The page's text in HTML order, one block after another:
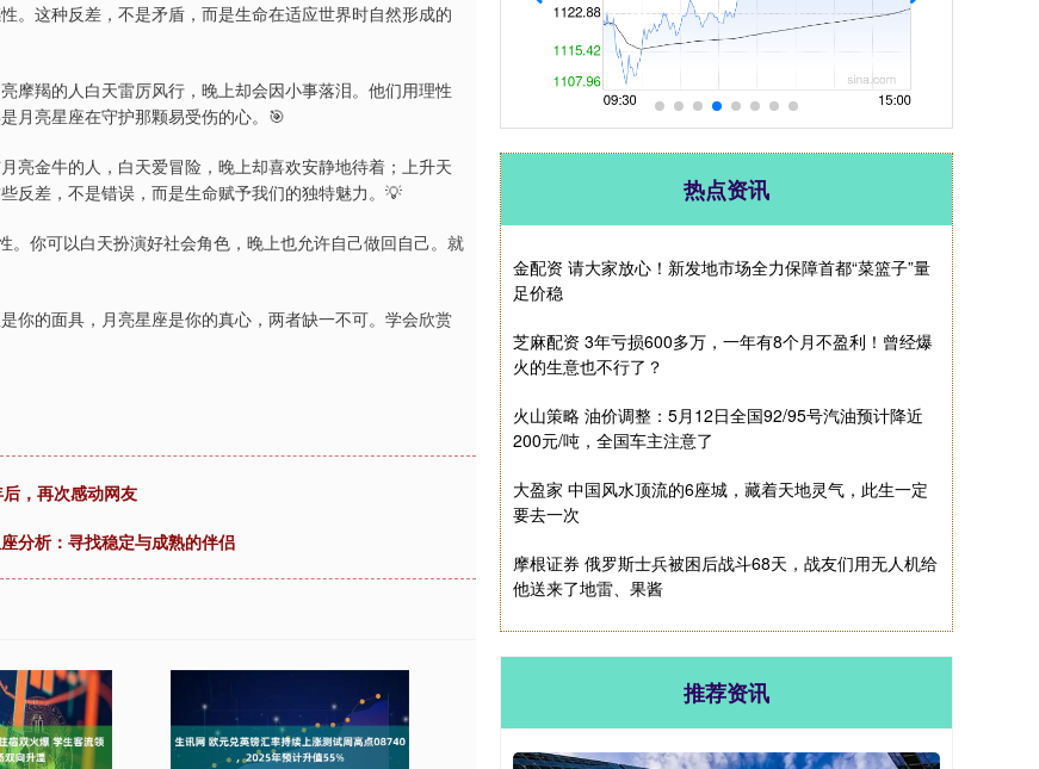
。这种反差，不是矛盾，而是生命在适应世界时自然形成的
摩羯的人白天雷厉风行，晚上却会因小事落泪。他们用理性
月亮星座在守护那颗易受伤的心。🎯
亮金牛的人，白天爱冒险，晚上却喜欢安静地待着；上升天
反差，不是错误，而是生命赋予我们的独特魅力。💡
。你可以白天扮演好社会角色，晚上也允许自己做回自己。就
你的面具，月亮星座是你的真心，两者缺一不可。学会欣赏
，再次感动网友
分析：寻找稳定与成熟的伴侣
热点资讯
金配资 请大家放心！新发地市场全力保障首都“菜篮子”量
足价稳
芝麻配资 3年亏损600多万，一年有8个月不盈利！曾经爆
火的生意也不行了？
火山策略 油价调整：5月12日全国92/95号汽油预计降近
200元/吨，全国车主注意了
大盈家 中国风水顶流的6座城，藏着天地灵气，此生一定
要去一次
摩根证券 俄罗斯士兵被困后战斗68天，战友们用无人机给
他送来了地雷、果酱
推荐资讯